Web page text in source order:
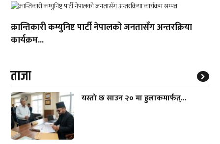
क्रान्तिकारी कम्युनिष्ट पार्टी नेपालको जनतासँग अन्तरक्रिया
कार्यक्रम...
ताजा
यस्तो छ साउन २० मा हुलाकमार्फत्...